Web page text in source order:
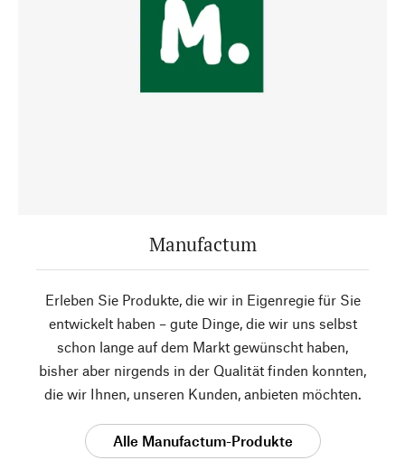
Manufactum
Erleben Sie Produkte, die wir in Eigenregie für Sie
entwickelt haben – gute Dinge, die wir uns selbst
schon lange auf dem Markt gewünscht haben,
bisher aber nirgends in der Qualität finden konnten,
die wir Ihnen, unseren Kunden, anbieten möchten.
Alle Manufactum-Produkte